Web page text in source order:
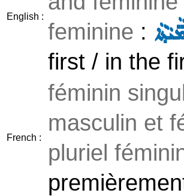
English :
feminine :
first / in the
French :
féminin
masculin et
pluriel